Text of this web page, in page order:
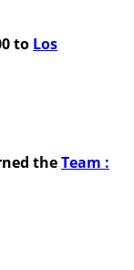
to Los
theTeam :